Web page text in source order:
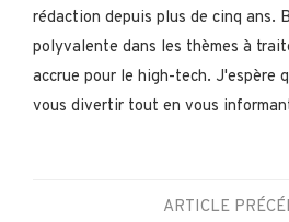
rédaction depuis plus de cinq ans.
polyvalente dans les thèmes à
accrue pour le high-tech. J'espère
vous divertir tout en vous
ARTICLE